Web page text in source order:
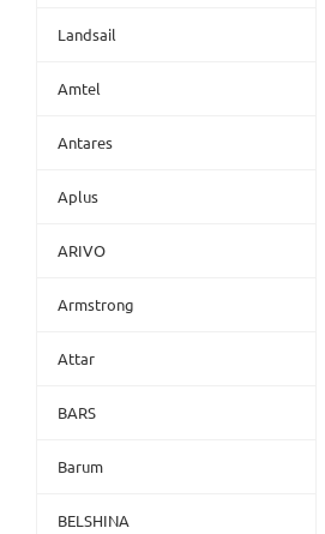
Landsail
Amtel
Antares
Aplus
ARIVO
Armstrong
Attar
BARS
Barum
BELSHINA